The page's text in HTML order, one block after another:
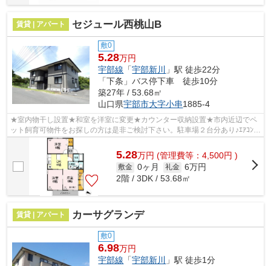
賃貸 | アパート セジュール西桃山B
敷0
5.28万円
宇部線 「宇部新川 」駅 徒歩22分
「下条」バス停下車 徒歩10分
築27年 / 53.68㎡
山口県宇部市大字小串1885-4
★室内物干し設置★和室を洋室に変更★カウンター収納設置★市内近辺でペ
ット飼育可物件をお探しの方は是非ご検討下さい。駐車場２台分あり♪ｴｱｺﾝ3
台★浴室サーモスタット水栓★共用部に宅配...
5.28万円 (管理費等：4,500円 )
敷金 0ヶ月 礼金 6万円
2階 / 3DK / 53.68㎡
賃貸 | アパート カーサグランデ
敷0
6.98万円
宇部線 「宇部新川
」駅 徒歩1分